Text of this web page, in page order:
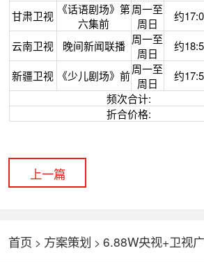
甘肃卫视
《话语剧场》第
六集前
周一至
周日
约
云南卫视 晚间新闻联播 周一至
周日
约
新疆卫视 《少儿剧场》前周一至
周日
约
频次合计:
折合价格:
上一篇
首页 > 方案策划 >6.88W央视+卫视